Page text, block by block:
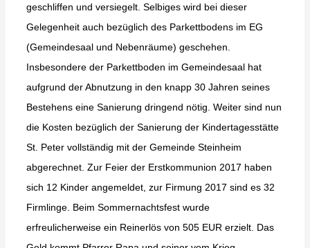
geschliffen und versiegelt. Selbiges wird bei dieser
Gelegenheit auch bezüglich des Parkettbodens im EG
(Gemeindesaal und Nebenräume) geschehen.
Insbesondere der Parkettboden im Gemeindesaal hat
aufgrund der Abnutzung in den knapp 30 Jahren seines
Bestehens eine Sanierung dringend nötig. Weiter sind nun
die Kosten bezüglich der Sanierung der Kindertagesstätte
St. Peter vollständig mit der Gemeinde Steinheim
abgerechnet. Zur Feier der Erstkommunion 2017 haben
sich 12 Kinder angemeldet, zur Firmung 2017 sind es 32
Firmlinge. Beim Sommernachtsfest wurde
erfreulicherweise ein Reinerlös von 505 EUR erzielt. Das